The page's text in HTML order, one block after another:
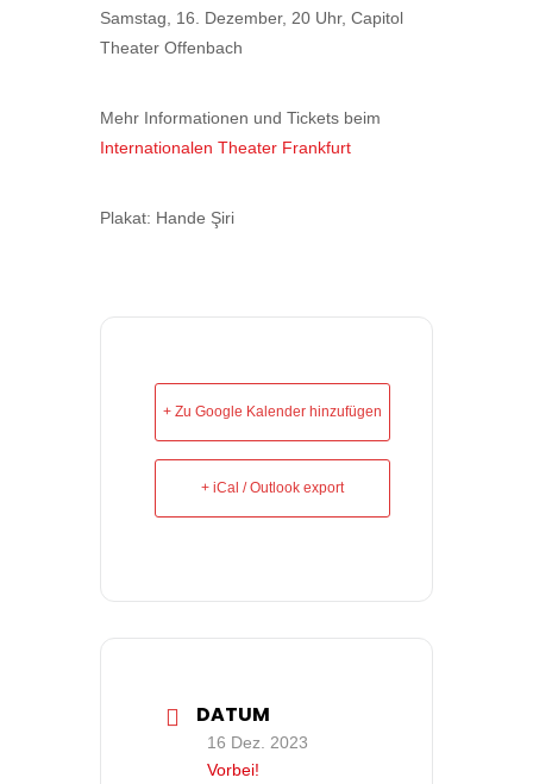
Samstag, 16. Dezember, 20 Uhr, Capitol
Theater Offenbach
Mehr Informationen und Tickets beim
Internationalen Theater Frankfurt
Plakat: Hande Şiri
+ Zu Google Kalender hinzufügen
+ iCal / Outlook export
DATUM
16 Dez. 2023
Vorbei!